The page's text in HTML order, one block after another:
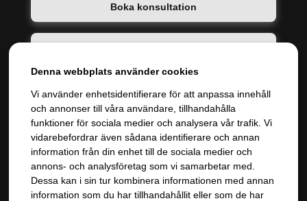
Denna webbplats använder cookies
Vi använder enhetsidentifierare för att anpassa innehåll
och annonser till våra användare, tillhandahålla
funktioner för sociala medier och analysera vår trafik. Vi
vidarebefordrar även sådana identifierare och annan
information från din enhet till de sociala medier och
annons- och analysföretag som vi samarbetar med.
Dessa kan i sin tur kombinera informationen med annan
information som du har tillhandahållit eller som de har
Boka konsultation
Trustpilot
år
kunder
Infuzion är en nålfri behandling som återfuktar
huden på djupet med hjälp av en elektrisk ström,
helt utan nålar eller återhämtningstid. Perfekt för
dig som söker lyster, spänst och jämnare hudton.